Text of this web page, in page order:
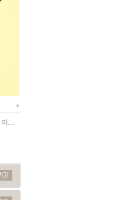
[이벤트] 리뉴얼 PC 챗봇 이용 만족도 설문 이벤트